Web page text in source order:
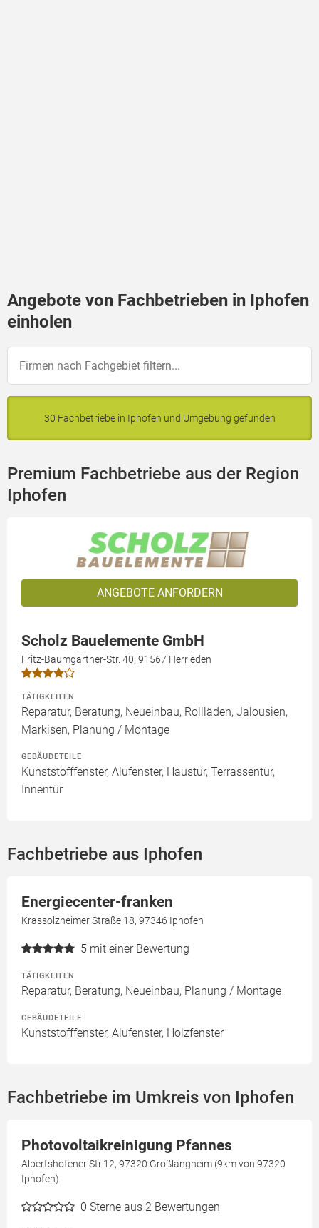
Angebote von Fachbetrieben in Iphofen
einholen
30 Fachbetriebe in Iphofen und Umgebung gefunden
Premium Fachbetriebe aus der Region
Iphofen
ANGEBOTE ANFORDERN
Scholz Bauelemente GmbH
Fritz-Baumgärtner-Str. 40, 91567 Herrieden
TÄTIGKEITEN
Reparatur, Beratung, Neueinbau, Rollläden, Jalousien,
Markisen, Planung / Montage
GEBÄUDETEILE
Kunststofffenster, Alufenster, Haustür, Terrassentür,
Innentür
Fachbetriebe aus Iphofen
Energiecenter-franken
Krassolzheimer Straße 18, 97346 Iphofen
5 mit einer Bewertung
TÄTIGKEITEN
Reparatur, Beratung, Neueinbau, Planung / Montage
GEBÄUDETEILE
Kunststofffenster, Alufenster, Holzfenster
Fachbetriebe im Umkreis von Iphofen
Photovoltaikreinigung Pfannes
Albertshofener Str.12, 97320 Großlangheim (9km von 97320
Iphofen)
0 Sterne aus 2 Bewertungen